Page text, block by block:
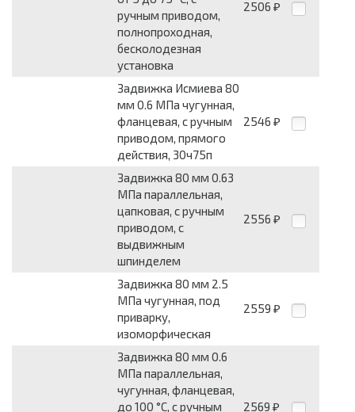
ручным приводом,
полнопроходная,
бесколодезная
установка
2506 ₽
Задвижка Исмиева 80
мм 0.6 МПа чугунная,
фланцевая, с ручным
приводом, прямого
действия, 30ч75п
2546 ₽
Задвижка 80 мм 0.63
МПа параллельная,
цапковая, с ручным
приводом, с
выдвижным
шпинделем
2556 ₽
Задвижка 80 мм 2.5
МПа чугунная, под
приварку,
изоморфическая
2559 ₽
Задвижка 80 мм 0.6
МПа параллельная,
чугунная, фланцевая,
до 100 °С, с ручным
2569 ₽